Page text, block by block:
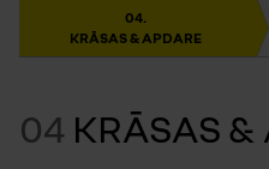
KRĀSAS & APDARE
04 KRĀSAS &